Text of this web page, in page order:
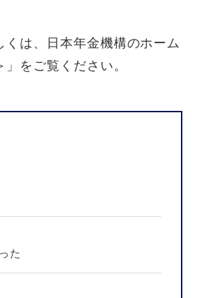
は、日本年金機構のホーム
」をご覧ください。
た